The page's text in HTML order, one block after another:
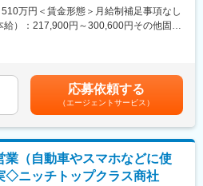
として知識や経験、ノウハウを蓄積しお
ねにより安定した財務基盤を構築してお
野など、様々な先進技術（通信技術電
ますのでご安心ください！
応（製造販売後の安全管理業務）
薬事研修 等
ほとんど定時で終業することが可能で
め、ママさんの活躍事例もございます
万円＜賃金形態＞月給制補足事項なし
給）：217,900円～300,600円その他固定
も目安の金額であり、選考を通じて上下
月給(月額)は固定手当を含めた表記です。
応募依頼する
（エージェントサービス）
業（自動車やスマホなどに使
◇ニッチトップクラス商社